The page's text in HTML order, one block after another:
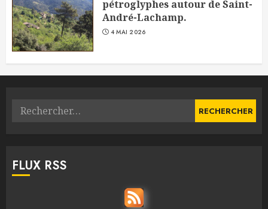
pétroglyphes autour de Saint-
André-Lachamp.
4 MAI 2026
Rechercher :
FLUX RSS